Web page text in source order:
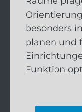
besonders
planen und
Funktion